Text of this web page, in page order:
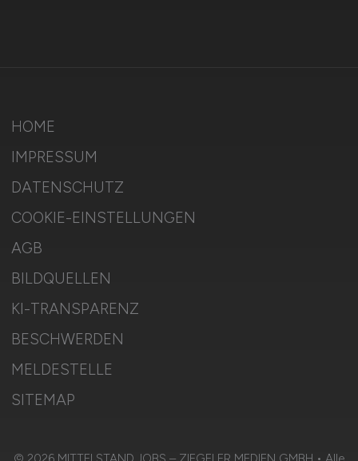
HOME
IMPRESSUM
DATENSCHUTZ
COOKIE-EINSTELLUNGEN
AGB
BILDQUELLEN
KI-TRANSPARENZ
BESCHWERDEN
MELDESTELLE
SITEMAP